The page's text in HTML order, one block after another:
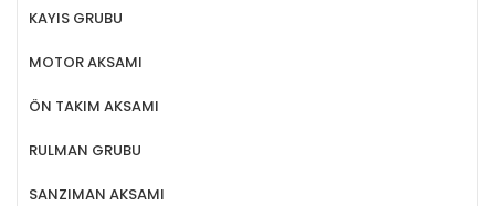
KAYIS GRUBU
MOTOR AKSAMI
ÖN TAKIM AKSAMI
RULMAN GRUBU
SANZIMAN AKSAMI